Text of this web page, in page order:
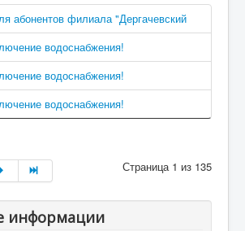
абонентов филиала "Дергачевский
водоснабжения!
водоснабжения!
водоснабжения!
Страница 1 из 135
информации